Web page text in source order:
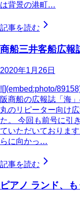
は背景の港町…
記事を読む
商船三井客船広報
2020年1月26日
![](embed:photo/
阪商船の広報誌「海
丸のリピーター向け
た。 今回も前号に引
ていただいておりま
らに向かっ…
記事を読む
ピアノ ランド、